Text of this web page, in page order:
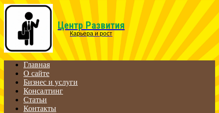
Menu
Центр Развития
Карьера и рост
Главная
О сайте
Бизнес и услуги
Консалтинг
Статьи
Контакты